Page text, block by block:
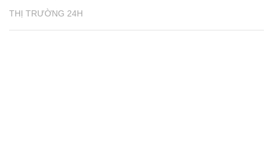
THỊ TRƯỜNG 24H